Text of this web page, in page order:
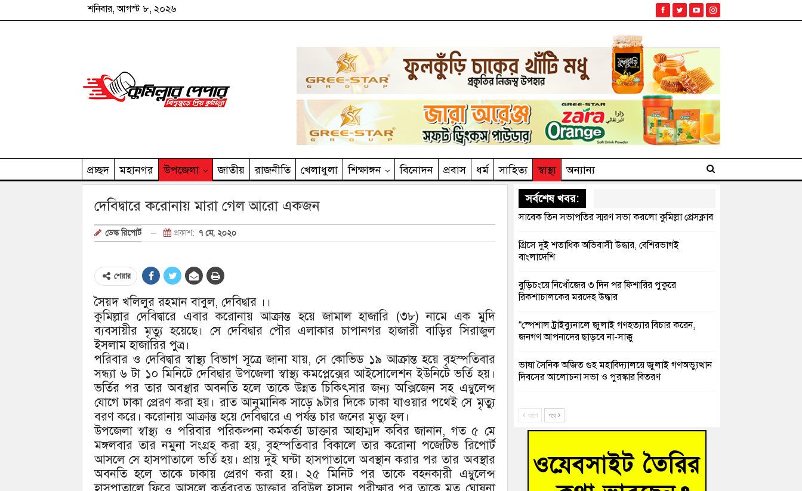
শনিবার, আগস্ট ৮, ২০২৬
প্রচ্ছদ মহানগর উপজেলা জাতীয় রাজনীতি খেলাধুলা শিক্ষাঙ্গন বিনোদন প্রবাস ধর্ম সাহিত‌্য স্বাস্থ্য
অন্যান্য
দেবিদ্বারে করোনায় মারা গেল আরো একজন
ডেস্ক রিপোর্ট প্রকাশ: ৭ মে, ২০২০
শেয়ার
সৈয়দ খলিলুর রহমান বাবুল, দেবিদ্বার ।।
কুমিল্লার দেবিদ্বারে এবার করোনায় আক্রান্ত হয়ে জামাল হাজারি (৩৮) নামে এক মুদি
ব্যবসায়ীর মৃত্যু হয়েছে। সে দেবিদ্বার পৌর এলাকার চাপানগর হাজারী বাড়ির সিরাজুল
ইসলাম হাজারির পুত্র।
পরিবার ও দেবিদ্বার স্বাস্থ্য বিভাগ সূত্রে জানা যায়, সে কোভিড ১৯ আক্রান্ত হয়ে বৃহস্পতিবার
সন্ধ্যা ৬ টা ১০ মিনিটে দেবিদ্বার উপজেলা স্বাস্থ্য কমপ্লেক্সের আইসোলেশন ইউনিটে ভর্তি হয়।
ভর্তির পর তার অবস্থার অবনতি হলে তাকে উন্নত চিকিৎসার জন্য অক্সিজেন সহ এম্বুলেন্স
যোগে ঢাকা প্রেরণ করা হয়। রাত আনুমানিক সাড়ে ৯টার দিকে ঢাকা যাওয়ার পথেই সে মৃত্যু
বরণ করে। করোনায় আক্রান্ত হয়ে দেবিদ্বারে এ পর্যন্ত চার জনের মৃত্যু হল।
উপজেলা স্বাস্থ্য ও পরিবার পরিকল্পনা কর্মকর্তা ডাক্তার আহাম্মদ কবির জানান, গত ৫ মে
মঙ্গলবার তার নমুনা সংগ্রহ করা হয়, বৃহস্পতিবার বিকালে তার করোনা পজেটিভ রিপোর্ট
আসলে সে হাসপাতালে ভর্তি হয়। প্রায় দুই ঘন্টা হাসপাতালে অবস্থান করার পর তার অবস্থার
অবনতি হলে তাকে ঢাকায় প্রেরণ করা হয়। ২৫ মিনিট পর তাকে বহনকারী এম্বুলেন্স
সর্বশেষ খবর:
সাবেক তিন সভাপতির স্মরণ সভা করলো কুমিল্লা প্রেসক্লাব
গ্রিসে দুই শতাধিক অভিবাসী উদ্ধার, বেশিরভাগই
বাংলাদেশি
বুড়িচংয়ে নিখোঁজের ৩ দিন পর ফিশারির পুকুরে
রিকশাচালকের মরদেহ উদ্ধার
“স্পেশাল ট্রাইব্যুনালে জুলাই গণহত্যার বিচার করেন,
জনগণ আপনাদের ছাড়বে না-সাক্কু
ভাষা সৈনিক অজিত গুহ মহাবিদ্যালয়ে জুলাই গণঅভ্যুত্থান
দিবসের আলোচনা সভা ও পুরস্কার বিতরণ
‘হাসিনাকে ফেরাতে তৎপরতা’ কুবিতে ১১ শিক্ষককে ঘিরে
ফ্যাক্ট-ফাইন্ডিং কমিটি গঠন
জুলাই গণঅভ্যুত্থান দিবসে কুমিল্লায় শ্রদ্ধা, র‍্যালি ও সংবর্ধনা
আগে পরে